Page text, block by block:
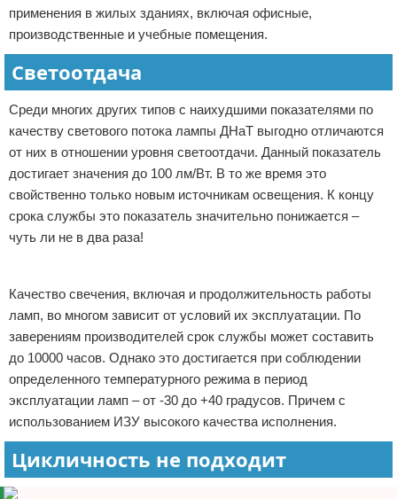
применения в жилых зданиях, включая офисные,
производственные и учебные помещения.
Светоотдача
Среди многих других типов с наихудшими показателями по
качеству светового потока лампы ДНаТ выгодно отличаются
от них в отношении уровня светоотдачи. Данный показатель
достигает значения до 100 лм/Вт. В то же время это
свойственно только новым источникам освещения. К концу
срока службы это показатель значительно понижается –
чуть ли не в два раза!
Качество свечения, включая и продолжительность работы
ламп, во многом зависит от условий их эксплуатации. По
заверениям производителей срок службы может составить
до 10000 часов. Однако это достигается при соблюдении
определенного температурного режима в период
эксплуатации ламп – от -30 до +40 градусов. Причем с
использованием ИЗУ высокого качества исполнения.
Цикличность не подходит